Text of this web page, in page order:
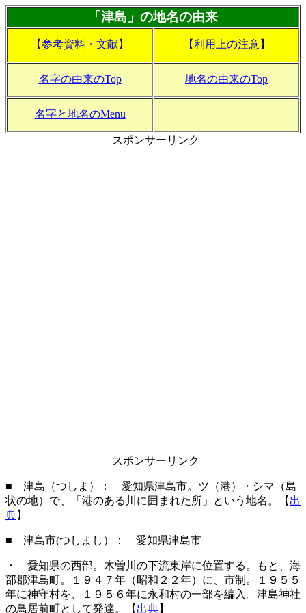
「津島」の地名の由来
【参考資料・文献】 【利用上の注意】
名字の由来のTop 地名の由来のTop
名字と地名のMenu
スポンサーリンク
スポンサーリンク
■ 津島（つしま）： 愛知県津島市。ツ（港）・シマ（島
状の地）で、「港のある川に囲まれた所」という地名。【 出
典】
■ 津島市(つしまし）： 愛知県津島市
・ 愛知県の西部。木曽川の下流東岸に位置する。もと、海
部郡津島町。１９４７年（昭和２２年）に、市制。１９５５
年に神守村を、１９５６年に永和村の一部を編入。津島神社
の鳥居前町として発達。【 出典】